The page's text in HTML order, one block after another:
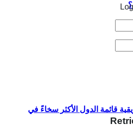
6 دول إفريقية قائمة الدول الأكثر سخاءً في